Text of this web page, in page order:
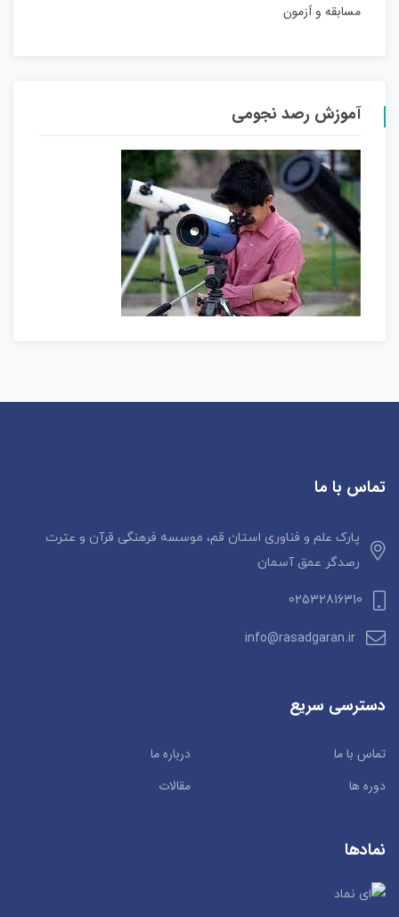
مسابقه و آزمون
آموزش رصد نجومی
تماس با ما
پارک علم و فناوری استان قم، موسسه فرهنگی قرآن و عترت
رصدگر عمق آسمان
02532816310
info@rasadgaran.ir
دسترسی سریع
تماس با ما
درباره ما
دوره ها
مقالات
نمادها